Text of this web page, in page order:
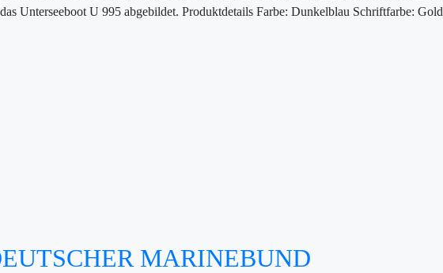
Unterseeboot U 995 abgebildet. Produktdetails Farbe: Dunkelblau Schriftfarbe: Gold
MARINEBUND